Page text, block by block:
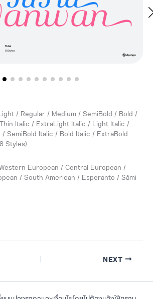
/ Regular / Medium / SemiBold / Bold /
Italic / ExtraLight Italic / Light Italic /
SemiBold Italic / Bold Italic / ExtraBold
Styles)
European / Central European /
/ South American / Esperanto / Sámi
NEXT